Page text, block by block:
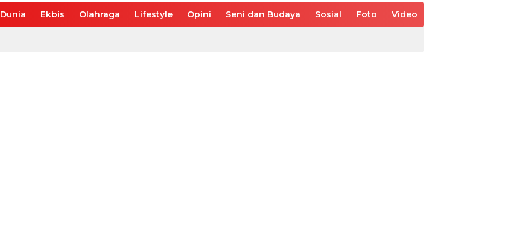
Dunia Ekbis Olahraga Lifestyle Opini Seni dan Budaya Sosial Foto Video